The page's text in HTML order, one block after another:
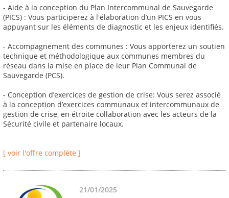
- Aide à la conception du Plan Intercommunal de Sauvegarde
(PICS) : Vous participerez à l'élaboration d’un PICS en vous
appuyant sur les éléments de diagnostic et les enjeux identifiés.
- Accompagnement des communes : Vous apporterez un soutien
technique et méthodologique aux communes membres du
réseau dans la mise en place de leur Plan Communal de
Sauvegarde (PCS).
- Conception d’exercices de gestion de crise: Vous serez associé
à la conception d’exercices communaux et intercommunaux de
gestion de crise, en étroite collaboration avec les acteurs de la
Sécurité civile et partenaire locaux.
[ voir l'offre complète ]
21/01/2025